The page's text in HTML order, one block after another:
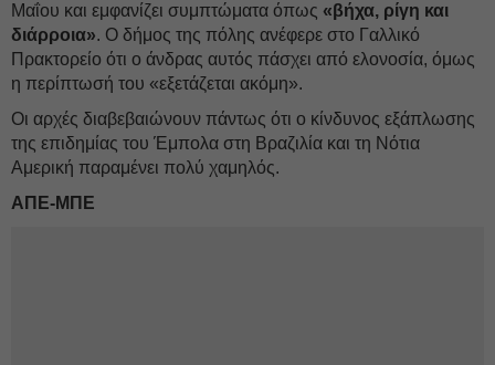
Μαΐου και εμφανίζει συμπτώματα όπως «βήχα, ρίγη και
διάρροια». Ο δήμος της πόλης ανέφερε στο Γαλλικό
Πρακτορείο ότι ο άνδρας αυτός πάσχει από ελονοσία, όμως
η περίπτωσή του «εξετάζεται ακόμη».
Οι αρχές διαβεβαιώνουν πάντως ότι ο κίνδυνος εξάπλωσης
της επιδημίας του Έμπολα στη Βραζιλία και τη Νότια
Αμερική παραμένει πολύ χαμηλός.
ΑΠΕ-ΜΠΕ